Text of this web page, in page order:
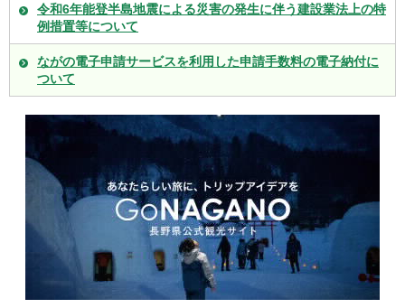
令和6年能登半島地震による災害の発生に伴う建設業法上の特
例措置等について
ながの電子申請サービスを利用した申請手数料の電子納付に
ついて